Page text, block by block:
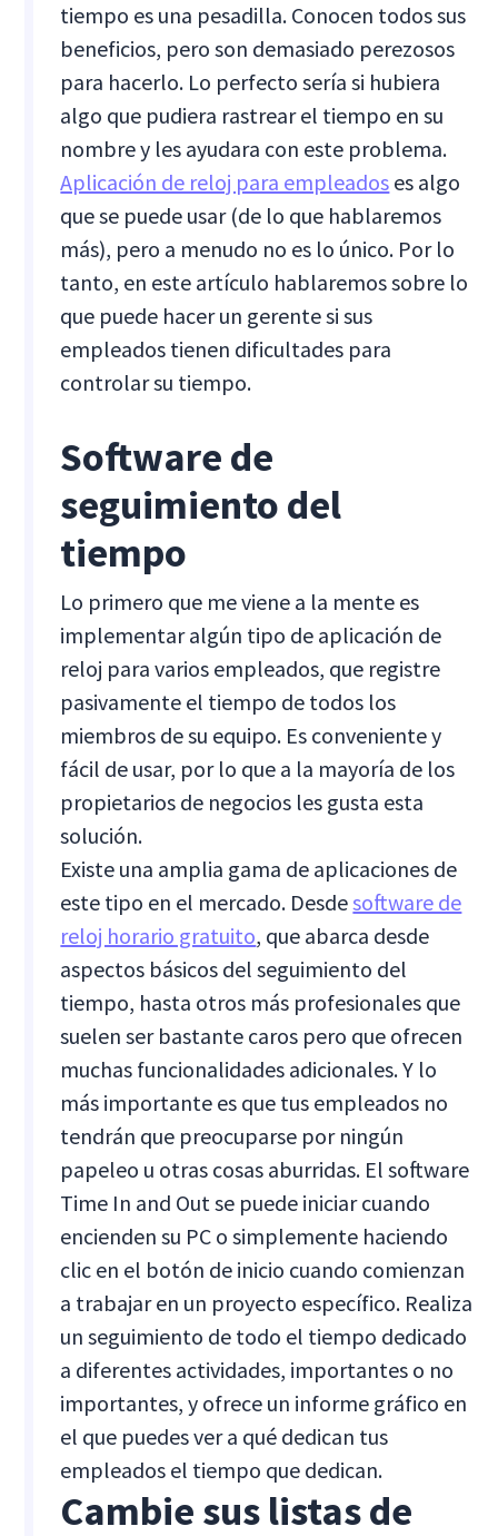
tiempo es una pesadilla. Conocen todos sus
beneficios, pero son demasiado perezosos
para hacerlo. Lo perfecto sería si hubiera
algo que pudiera rastrear el tiempo en su
nombre y les ayudara con este problema.
Aplicación de reloj para empleados es algo
que se puede usar (de lo que hablaremos
más), pero a menudo no es lo único. Por lo
tanto, en este artículo hablaremos sobre lo
que puede hacer un gerente si sus
empleados tienen dificultades para
controlar su tiempo.
Software de
seguimiento del
tiempo
Lo primero que me viene a la mente es
implementar algún tipo de aplicación de
reloj para varios empleados, que registre
pasivamente el tiempo de todos los
miembros de su equipo. Es conveniente y
fácil de usar, por lo que a la mayoría de los
propietarios de negocios les gusta esta
solución.
Existe una amplia gama de aplicaciones de
este tipo en el mercado. Desdesoftware de
reloj horario gratuito, que abarca desde
aspectos básicos del seguimiento del
tiempo, hasta otros más profesionales que
suelen ser bastante caros pero que ofrecen
muchas funcionalidades adicionales. Y lo
más importante es que tus empleados no
tendrán que preocuparse por ningún
papeleo u otras cosas aburridas. El software
Time In and Out se puede iniciar cuando
encienden su PC o simplemente haciendo
clic en el botón de inicio cuando comienzan
a trabajar en un proyecto específico. Realiza
un seguimiento de todo el tiempo dedicado
a diferentes actividades, importantes o no
importantes, y ofrece un informe gráfico en
el que puedes ver a qué dedican tus
empleados el tiempo que dedican.
Cambie sus listas de